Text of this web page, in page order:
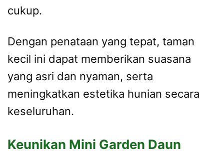
cukup.
Dengan penataan yang tepat, taman
kecil ini dapat memberikan suasana
yang asri dan nyaman, serta
meningkatkan estetika hunian secara
keseluruhan.
Keunikan Mini Garden Daun